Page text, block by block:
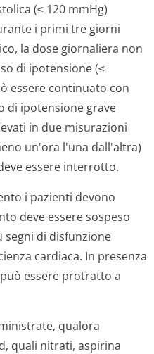
(≤ 120 mmHg)
i primi tre giorni
la dose giornaliera non
di ipotensione (≤
essere continuato con
di ipotensione grave
in due misurazioni
un'ora l'una dall'altra)
essere interrotto.
i pazienti devono
deve essere sospeso
segni di disfunzione
cardiaca. In presenza
essere protratto a
qualora
quali nitrati, aspirina